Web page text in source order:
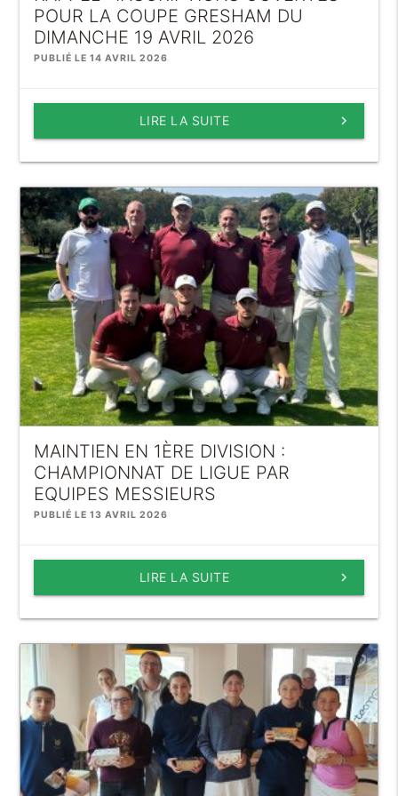
POUR LA COUPE GRESHAM DU
DIMANCHE 19 AVRIL 2026
PUBLIÉ LE 14 AVRIL 2026
keyboard_arrow_right
LIRE LA SUITE
MAINTIEN EN 1ÈRE DIVISION :
CHAMPIONNAT DE LIGUE PAR
EQUIPES MESSIEURS
PUBLIÉ LE 13 AVRIL 2026
keyboard_arrow_right
LIRE LA SUITE